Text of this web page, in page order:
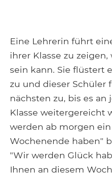
Eine Lehrerin führt
ihrer Klasse zu
sein kann. Sie flüstert
zu und dieser Schüler
nächsten zu, bis es
Klasse weitergereicht
werden ab morgen
Wochenende haben"
"Wir werden Glück
Ihnen an diesem